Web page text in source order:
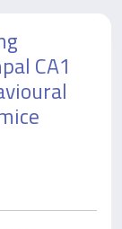
CA1